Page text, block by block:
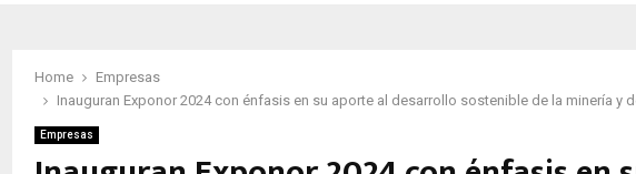
Home
Empresas
Inauguran Exponor 2024 con énfasis en su aporte al desarrollo sostenible de la minería y
Empresas